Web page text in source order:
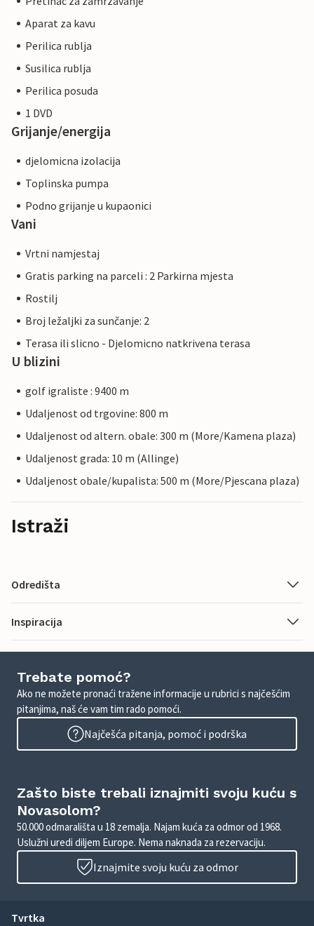
Aparat za kavu
Perilica rublja
Susilica rublja
Perilica posuda
1 DVD
Grijanje/energija
djelomicna izolacija
Toplinska pumpa
Podno grijanje u kupaonici
Vani
Vrtni namjestaj
Gratis parking na parceli : 2 Parkirna mjesta
Rostilj
Broj ležaljki za sunčanje: 2
Terasa ili slicno - Djelomicno natkrivena terasa
U blizini
golf igraliste : 9400 m
Udaljenost od trgovine: 800 m
Udaljenost od altern. obale: 300 m (More/Kamena plaza)
Udaljenost grada: 10 m (Allinge)
Udaljenost obale/kupalista: 500 m (More/Pjescana plaza)
Istraži
Odredišta
Inspiracija
Trebate pomoć?
Ako ne možete pronaći tražene informacije u rubrici s najčešćim
pitanjima, naš će vam tim rado pomoći.
Najčešća pitanja, pomoć i podrška
Zašto biste trebali iznajmiti svoju kuću s
Novasolom?
50.000 odmarališta u 18 zemalja. Najam kuća za odmor od 1968.
Uslužni uredi diljem Europe. Nema naknada za rezervaciju.
Iznajmite svoju kuću za odmor
Tvrtka